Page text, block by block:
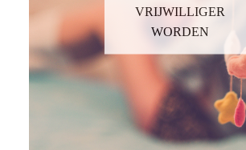
VRIJWILLIGER
WORDEN